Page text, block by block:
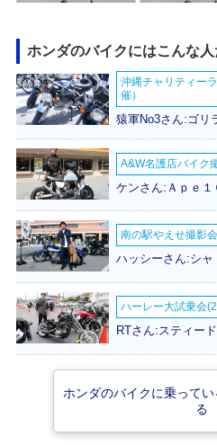
2022年 CrossCub
110 くまモンバー
仕様
2022年
110・マイナ
2020年 CrossCub
110 くまモンバー
ジョン・特別・限定
仕様
2020年
110・マイナ
ンジ
ホンダのバイクにはこんな
沖縄チャリティー
催）
猿軍No3さん:ゴリ
A&W名護店バイク
ケンさん:Ａｐｅ１
南の駅やえせ撮影
ハッシーさん:シ
ハーレー大試乗会
RTさん:スティー
ホンダのバイクに乗って
る